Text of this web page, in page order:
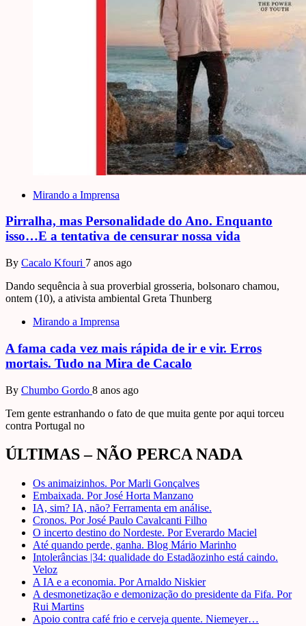
Mirando a Imprensa
Pirralha, mas Personalidade do Ano. Enquanto
isso…E a tentativa de censurar nossa vida
By Cacalo Kfouri 7 anos ago
Dando sequência à sua proverbial grosseria, bolsonaro chamou,
ontem (10), a ativista ambiental Greta Thunberg
Mirando a Imprensa
A fama cada vez mais rápida de ir e vir. Erros
mortais. Tudo na Mira de Cacalo
By Chumbo Gordo 8 anos ago
Tem gente estranhando o fato de que muita gente por aqui torceu
contra Portugal no
ÚLTIMAS – NÃO PERCA NADA
Os animaizinhos. Por Marli Gonçalves
Embaixada. Por José Horta Manzano
IA, sim? IA, não? Ferramenta em análise.
Cronos. Por José Paulo Cavalcanti Filho
O incerto destino do Nordeste. Por Everardo Maciel
Até quando perde, ganha. Blog Mário Marinho
Intolerâncias |34: qualidade do Estadãozinho está caindo.
Veloz
A IA e a economia. Por Arnaldo Niskier
A desmonetização e demonização do presidente da Fifa. Por
Rui Martins
Apoio contra café frio e cerveja quente. Niemeyer…